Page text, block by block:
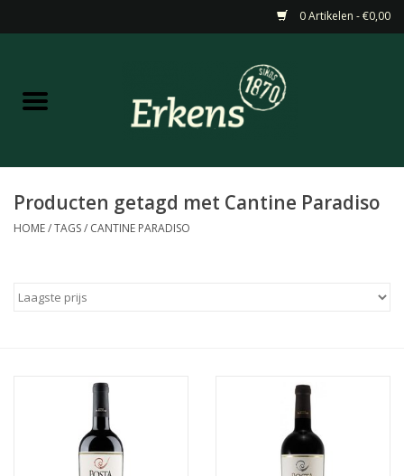
0 Artikelen - €0,00
Home
Barneveldse specialiteiten
Gedistilleerd &
likeuren&Overig
Wijnglazen - openers -karaffen
Producten getagd met Cantine Paradiso
HOME/TAGS/ CANTINE PARADISO